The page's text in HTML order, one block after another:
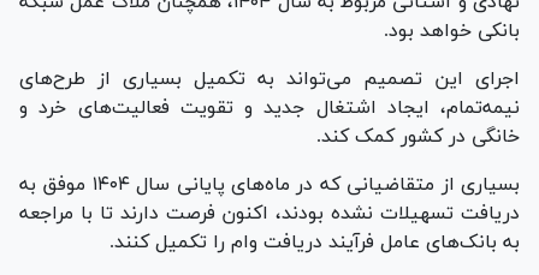
بانکی خواهد بود.
اجرای این تصمیم می‌تواند به تکمیل بسیاری از طرح‌های
نیمه‌تمام، ایجاد اشتغال جدید و تقویت فعالیت‌های خرد و
خانگی در کشور کمک کند.
بسیاری از متقاضیانی که در ماه‌های پایانی سال ۱۴۰۴ موفق به
دریافت تسهیلات نشده بودند، اکنون فرصت دارند تا با مراجعه
به بانک‌های عامل فرآیند دریافت وام را تکمیل کنند.